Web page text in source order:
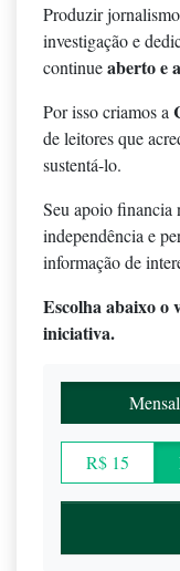
Produzir
investigação e
continueaberto e
Por isso criamos a
de leitores que
sustentá-lo.
Seu apoio financia
independência e
informação de
Escolha abaixo o
iniciativa.
Mensal
R$ 15